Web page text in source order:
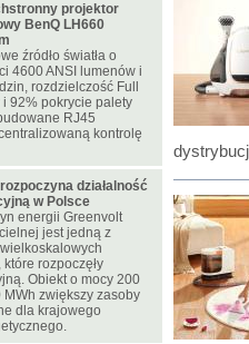
projektor
BenQ LH660
źródło światła o
4600 ANSI lumenów i
rozdzielczość Full
92% pokrycie palety
RJ45
kontrolę
działalność
w Polsce
energii Greenvolt
jest jedną z
rozpoczęły
Obiekt o mocy 200
zwiększy zasoby
dla krajowego